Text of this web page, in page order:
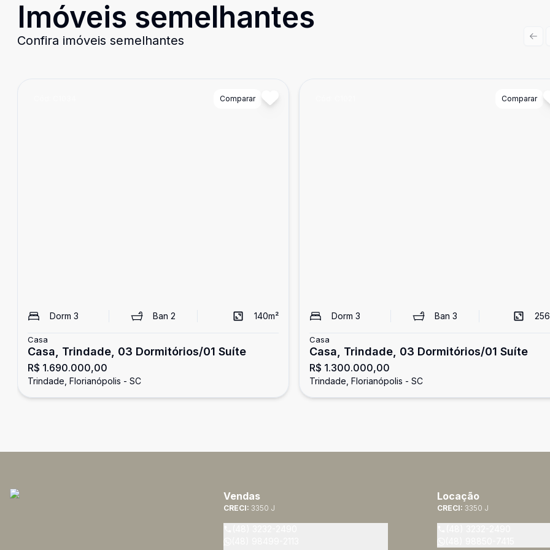
Imóveis semelhantes
Confira imóveis semelhantes
Comparar
Dorm 3 Ban2 140m²
Casa
Casa, Trindade, 03 Dormitórios/01 Suíte
R$ 1.690.000,00
Trindade, Florianópolis - SC
Comparar
Dorm 3 Ban 3 256
Casa
Casa, Trindade, 03 Dormitórios/01 Suíte
R$ 1.300.000,00
Trindade, Florianópolis - SC
Vendas
CRECI: 3350 J
Locação
CRECI: 3350 J